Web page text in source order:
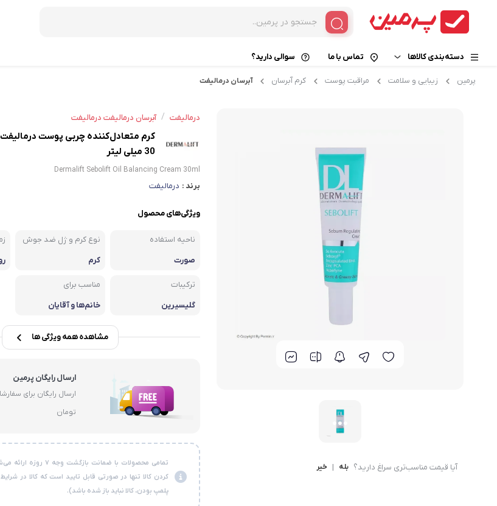
دسته‌بندی کالاها
دمنوش دکتر بین
صبحانه
عسل
شکلات صبحانه
میان وعده و غلات
سبوس
تماس با ما سوالی دارید؟
پرمین زیبایی و سلامت مراقبت پوست کرم آبرسان آبرسان درمالیفت
آیا قیمت مناسب‌تری سراغ دارید؟ بله | خیر
درمالیفت / آبرسان درمالیفت درمالیفت
30 میلی لیتر
Dermalift Sebolift Oil Balancing Cream 30ml
برند : درمالیفت
ویژگی‌های محصول
ناحیه استفاده
صورت
نوع کرم و ژل ضد جوش
کرم
ترکیبات
گلیسیرین
مناسب برای
خانم‌ها و آقایان
مشاهده همه ویژگی ها
ارسال رایگان پرمین
تومان
تمامی محصولات با ضمانت
کردن کالا تنها در صورتی قابل تایید است که کالا در
پلمپ بودن، کالا نباید باز شده باشد).